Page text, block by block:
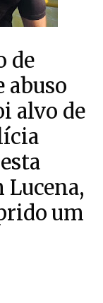
de
abuso
alvo de
Lucena,
um